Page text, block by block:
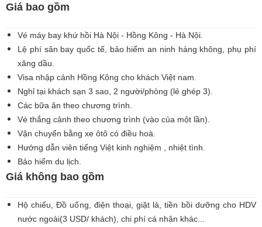
Giá bao gồm
Vé máy bay khứ hồi Hà Nội - Hồng Kông - Hà Nội.
Lệ phí sân bay quốc tế, bảo hiểm an ninh hàng không, phụ phí
xăng dầu.
Visa nhập cảnh Hồng Kông cho khách Việt nam.
Nghỉ tại khách sạn 3 sao, 2 người/phòng (lẻ ghép 3).
Các bữa ăn theo chương trình.
Vé thắng cảnh theo chương trình (vào của một lần).
Vận chuyển bằng xe ôtô có điều hoà.
Hướng dẫn viên tiếng Việt kinh nghiệm , nhiệt tình.
Bảo hiểm du lịch.
Giá không bao gồm
Hộ chiếu, Ðồ uống, điện thoại, giặt là, tiền bồi dưỡng cho HDV
nước ngoài(3 USD/ khách), chi phí cá nhân khác...